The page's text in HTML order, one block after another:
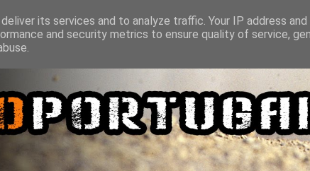
its services and to analyze traffic. Your IP address
and security metrics to ensure quality of service,